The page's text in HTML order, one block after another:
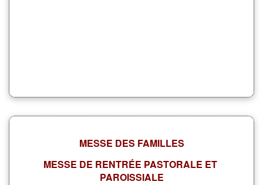
MESSE DES FAMILLES
MESSE DE RENTRÉE PASTORALE ET
PAROISSIALE